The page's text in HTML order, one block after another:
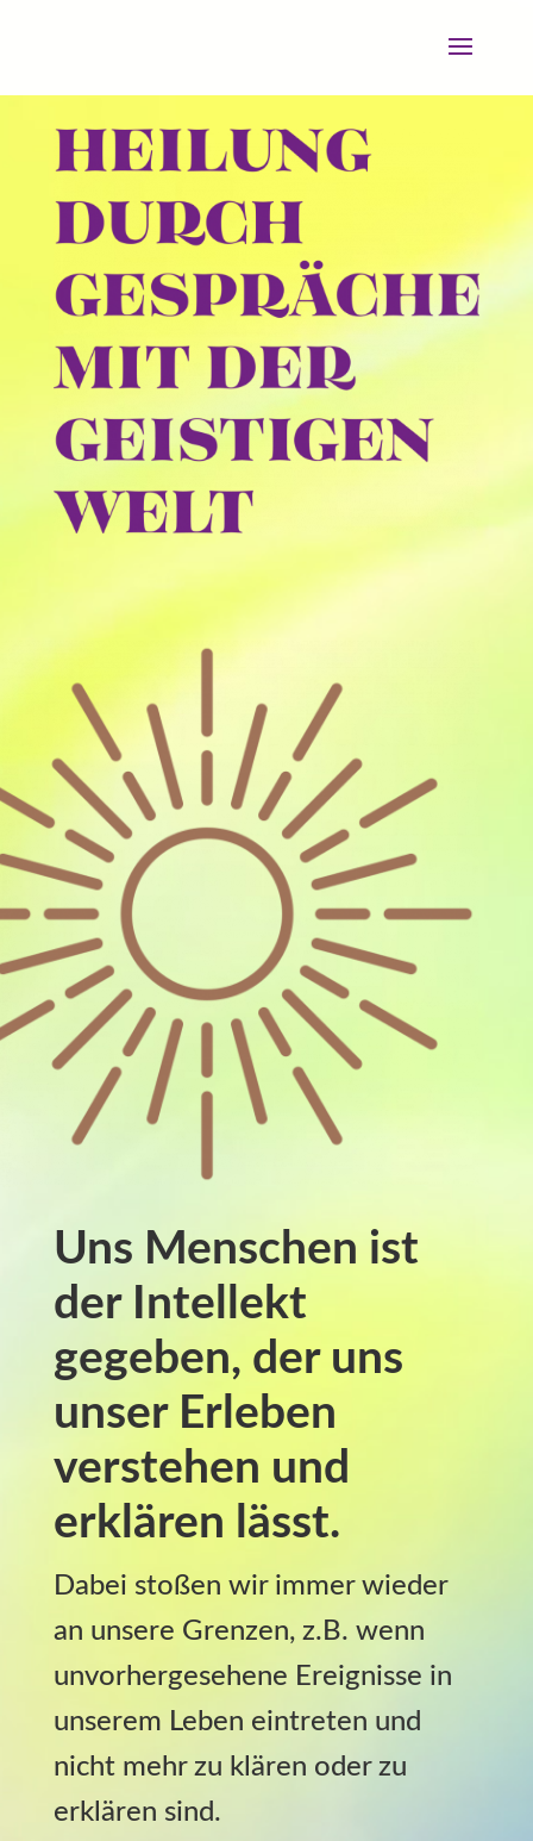
Uns Menschen ist
der Intellekt
gegeben, der uns
unser Erleben
verstehen und
erklären lässt.
Dabei stoßen wir immer wieder
an unsere Grenzen, z.B. wenn
unvorhergesehene Ereignisse in
unserem Leben eintreten und
nicht mehr zu klären oder zu
erklären sind.